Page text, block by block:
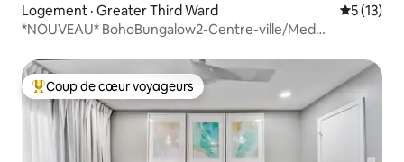
Logement · Greater Third Ward Note
5 (13)
*NOUVEAU* BohoBungalow2-Centre-ville/Med
Coup de cœur voyageurs parmi les plus aimés
Coup de cœur voyageurs